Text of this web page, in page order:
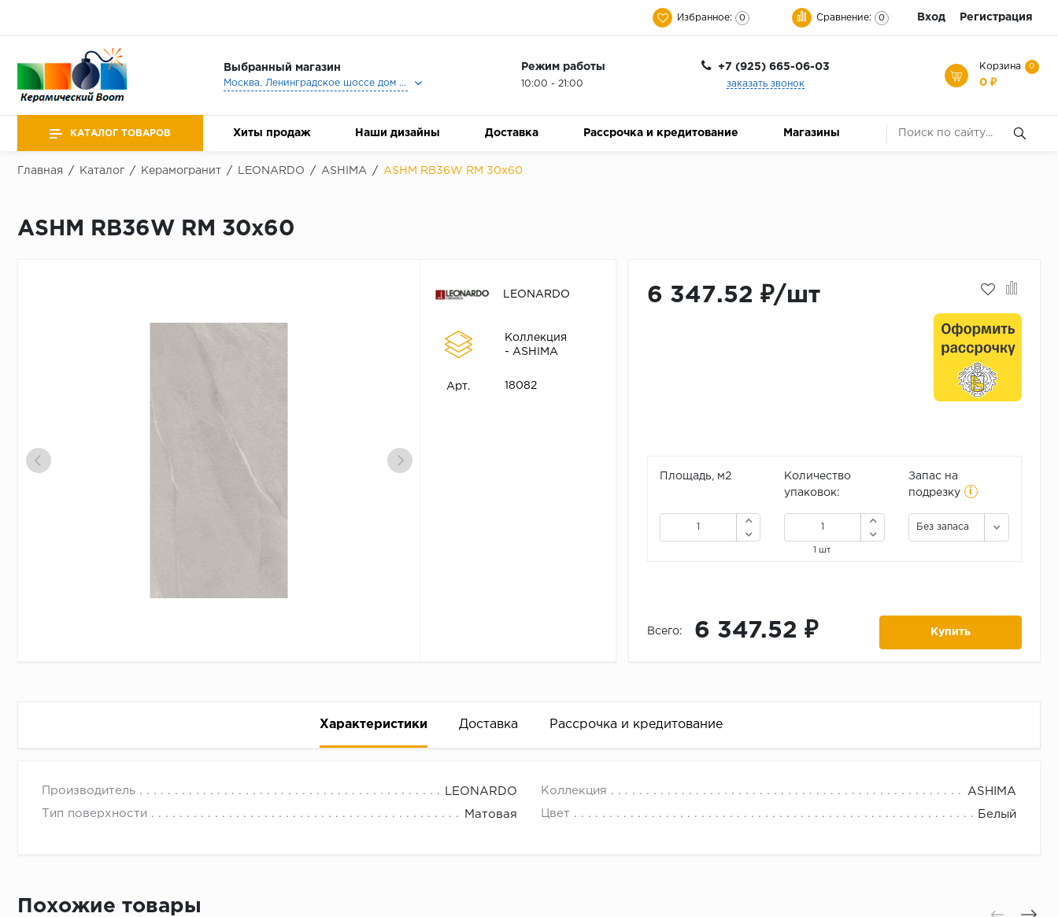
Избранное: 0 Сравнение: 0 Вход Регистрация
Выбранный магазин
Москва, Ленинградское шоссе дом 25, Торговый Центр Family Room, 2-ой этаж, Магазин Керамический Бум.
Режим работы
10:00 - 21:00
+7 (925) 665-06-03
заказать звонок
Корзина 0
0 ₽
КАТАЛОГ ТОВАРОВ Хиты продаж Наши дизайны Доставка Рассрочка и кредитование Магазины
Главная / Каталог / Керамогранит / LEONARDO / ASHIMA / ASHM RB36W RM 30x60
ASHM RB36W RM 30x60
LEONARDO
Коллекция
- ASHIMA
Арт. 18082
6 347.52 ₽/шт
Площадь, м2
Количество
упаковок:
1 шт
Запас на
подрезку
i
Без запаса
Всего: 6 347.52 ₽ Купить
Характеристики Доставка Рассрочка и кредитование
Производитель LEONARDO Коллекция ASHIMA
Тип поверхности Матовая Цвет Белый
Высокая вероятность одобрения: до 95%
Похожие товары